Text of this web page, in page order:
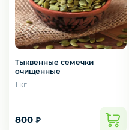
Полуфабрикаты
Тыквенные семечки
очищенные
1 кг
800 ₽